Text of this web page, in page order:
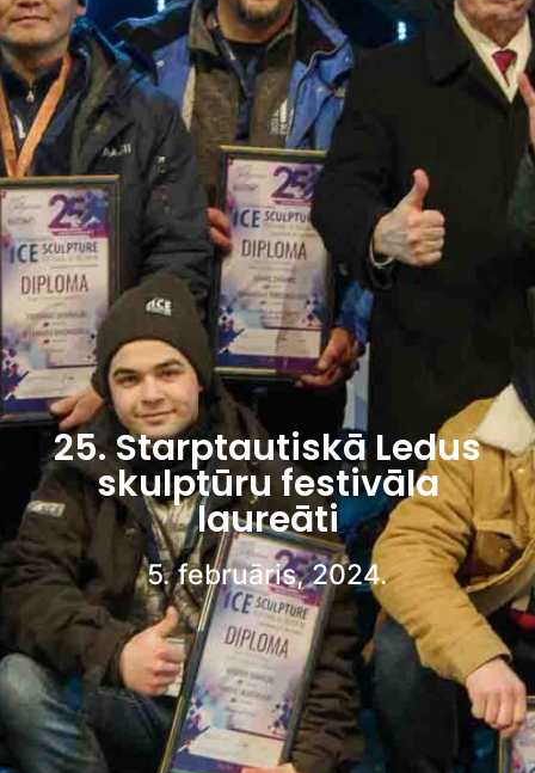
25. Starptautiskā Ledus
skulptūru festivāla
laureāti
5. februāris, 2024.